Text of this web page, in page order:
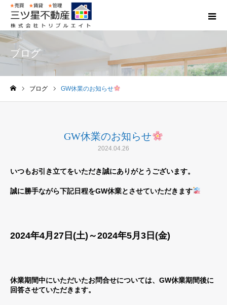
ブログ
ブログ GW休業のお知らせ
GW休業のお知らせ
2024.04.26
いつもお引き立てをいただき誠にありがとうございます。
誠に勝手ながら下記日程をGW休業とさせていただきます
2024年4月27日(土)～2024年5月3日(金)
休業期間中にいただいたお問合せについては、GW休業期間後に
回答させていただきます。